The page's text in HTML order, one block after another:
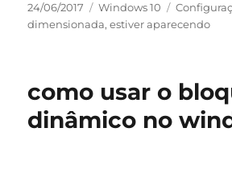
Publicado
em
24/06/2017 Categorias
Windows 10 Tags
dimensionada,estiver aparecendo
como usar o
dinâmico no